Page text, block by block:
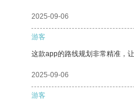
2025-09-06
游客
这款app的路线规划非常精准，
2025-09-06
游客